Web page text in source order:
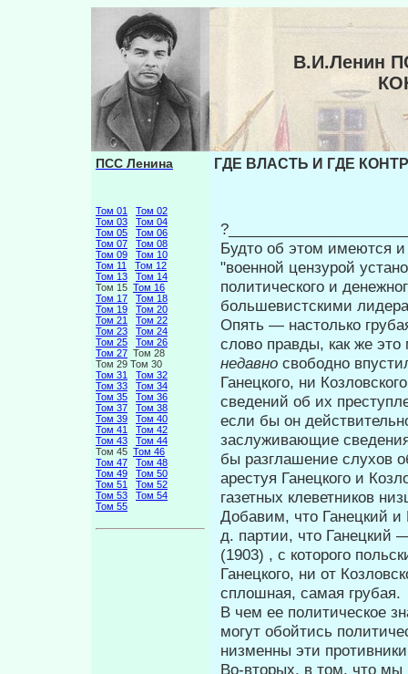
В.И.Ленин
ПСС Ленина
Том 01
Том 02
Том 03
Том 04
Том 05
Том 06
Том 07
Том 08
Том 09
Том 10
Том 11
Том 12
Том 13
Том 14
Том 15 Том 16
Том 17
Том 18
Том 19
Том 20
Том 21
Том 22
Том 23
Том 24
Том 25
Том 26
Том 27 Том 28
Том 29 Том 30
Том 31
Том 32
Том 33
Том 34
Том 35
Том 36
Том 37
Том 38
Том 39
Том 40
Том 41
Том 42
Том 43
Том 44
Том 45 Том 46
Том 47
Том 48
Том 49
Том 50
Том 51
Том 52
Том 53
Том 54
Том 55
ГДЕ ВЛАСТЬ И ГДЕ
Будто об этом имеются и
"военной цензурой
политического и
большевистскими
Опять — настолько
слово правды, как же
недавно свободно
Ганецкого, ни
сведений об их
если бы он
заслуживающие
бы разглашение слухов
арестуя Ганецкого и
газетных кле­ветников
Добавим, что Ганецкий и
д. партии, что Ганецкий
(1903) , с которого
Ганецкого, ни от
сплошная, самая грубая.
В чем ее политическое
могут обойтись
низменны эти
Во-вторых, в том, что мы